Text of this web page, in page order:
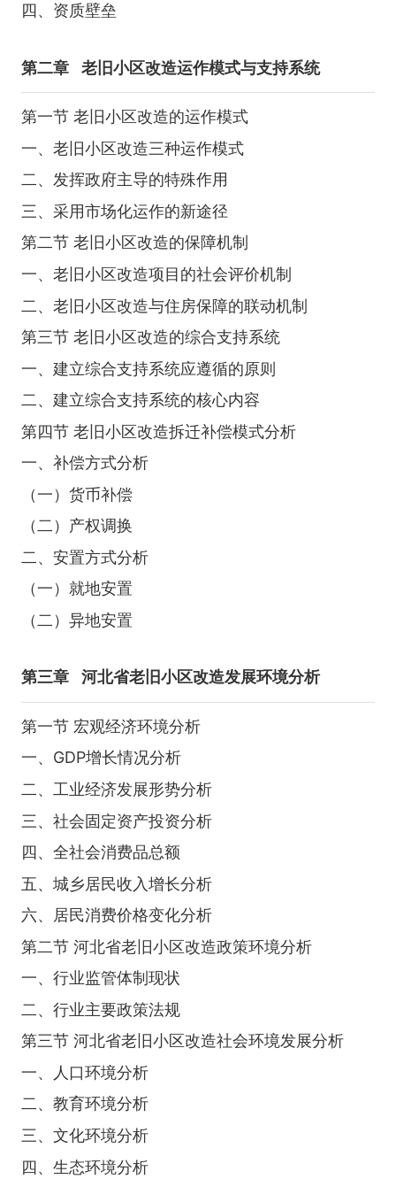
四、资质壁垒
第二章 老旧小区改造运作模式与支持系统
第一节 老旧小区改造的运作模式
一、老旧小区改造三种运作模式
二、发挥政府主导的特殊作用
三、采用市场化运作的新途径
第二节 老旧小区改造的保障机制
一、老旧小区改造项目的社会评价机制
二、老旧小区改造与住房保障的联动机制
第三节 老旧小区改造的综合支持系统
一、建立综合支持系统应遵循的原则
二、建立综合支持系统的核心内容
第四节 老旧小区改造拆迁补偿模式分析
一、补偿方式分析
（一）货币补偿
（二）产权调换
二、安置方式分析
（一）就地安置
（二）异地安置
第三章 河北省老旧小区改造发展环境分析
第一节 宏观经济环境分析
一、GDP增长情况分析
二、工业经济发展形势分析
三、社会固定资产投资分析
四、全社会消费品总额
五、城乡居民收入增长分析
六、居民消费价格变化分析
第二节 河北省老旧小区改造政策环境分析
一、行业监管体制现状
二、行业主要政策法规
第三节 河北省老旧小区改造社会环境发展分析
一、人口环境分析
二、教育环境分析
三、文化环境分析
四、生态环境分析